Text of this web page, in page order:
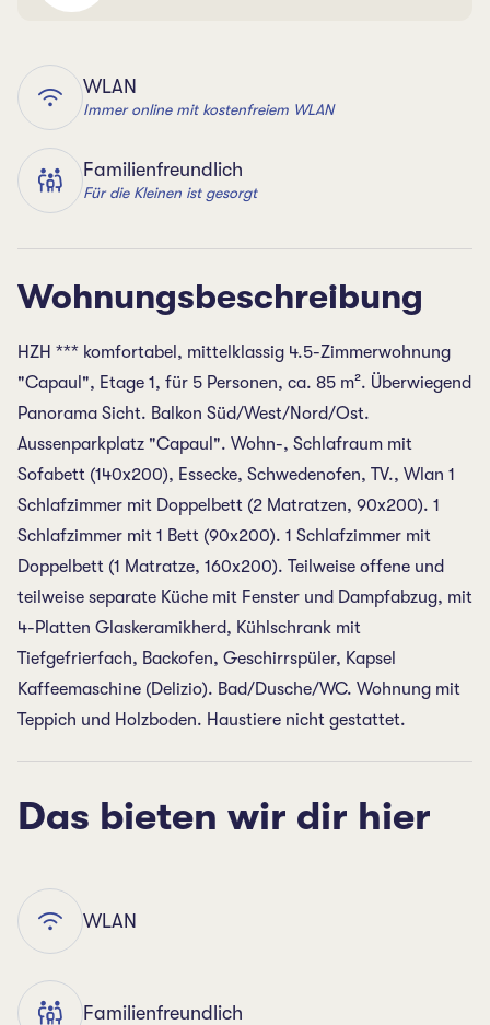
WLAN
Immer online mit kostenfreiem WLAN
Familienfreundlich
Für die Kleinen ist gesorgt
Wohnungsbeschreibung
HZH *** komfortabel, mittelklassig 4.5-Zimmerwohnung
"Capaul", Etage 1, für 5 Personen, ca. 85 m². Überwiegend
Panorama Sicht. Balkon Süd/West/Nord/Ost.
Aussenparkplatz "Capaul". Wohn-, Schlafraum mit
Sofabett (140x200), Essecke, Schwedenofen, TV., Wlan 1
Schlafzimmer mit Doppelbett (2 Matratzen, 90x200). 1
Schlafzimmer mit 1 Bett (90x200). 1 Schlafzimmer mit
Doppelbett (1 Matratze, 160x200). Teilweise offene und
teilweise separate Küche mit Fenster und Dampfabzug, mit
4-Platten Glaskeramikherd, Kühlschrank mit
Tiefgefrierfach, Backofen, Geschirrspüler, Kapsel
Kaffeemaschine (Delizio). Bad/Dusche/WC. Wohnung mit
Teppich und Holzboden. Haustiere nicht gestattet.
Das bieten wir dir hier
WLAN
Familienfreundlich